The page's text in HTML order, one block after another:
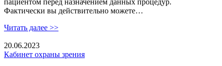
Фактически вы действительно можете…
Читать далее >>
20.06.2023
Кабинет охраны зрения